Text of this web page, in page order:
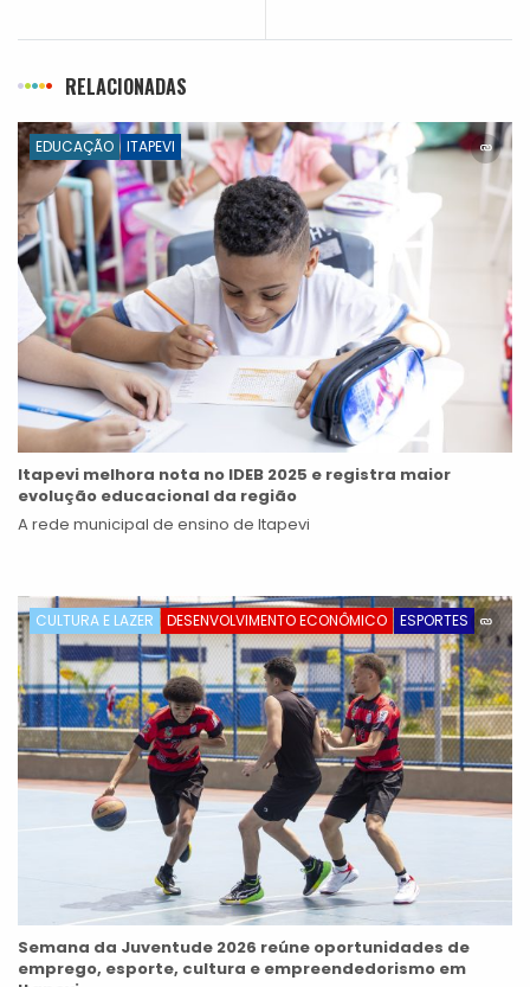
RELACIONADAS
EDUCAÇÃO ITAPEVI
Itapevi melhora nota no IDEB 2025 e registra maior
evolução educacional da região
A rede municipal de ensino de Itapevi
CULTURA E LAZER DESENVOLVIMENTO ECONÔMICO ESPORTES
Semana da Juventude 2026 reúne oportunidades de
emprego, esporte, cultura e empreendedorismo em